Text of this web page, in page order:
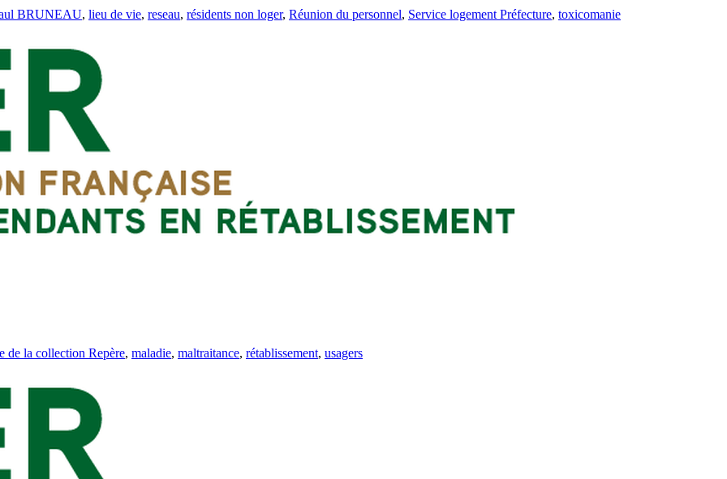
BRUNEAU, lieu de vie, reseau, résidents non loger, Réunion du personnel, Service logement Préfecture, toxicomanie
de la collection Repère, maladie, maltraitance, rétablissement, usagers